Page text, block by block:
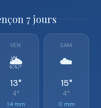
7 jours
VEN.
🌦️
13°
4°
1.4 mm
SAM.
☁️
15°
4°
0 mm